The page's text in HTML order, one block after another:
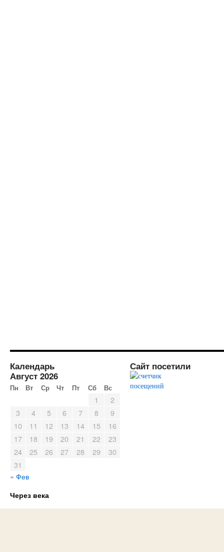
Календарь
Август 2026
Пн Вт Ср Чт Пт Сб Вс
1
2
3
4 5 6 7 8
9
10
11 12 13 14 15
16
17
18 19 20 21 22
23
24
25 26 27 28 29
30
31
« Фев
Сайт посетили
Через века